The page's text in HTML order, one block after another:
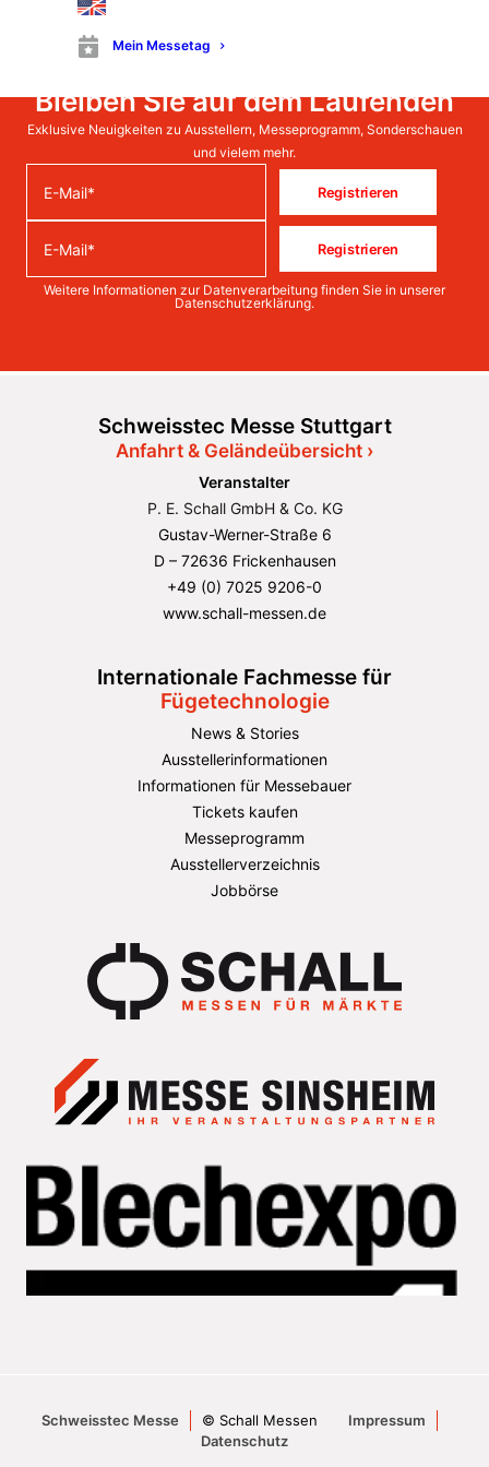
Mein Messetag
Bleiben Sie auf dem Laufenden
Exklusive Neuigkeiten zu Ausstellern, Messeprogramm, Sonderschauen
und vielem mehr.
Registrieren
Registrieren
Weitere Informationen zur Datenverarbeitung finden Sie in unserer
Datenschutzerklärung.
Schweisstec Messe Stuttgart
Anfahrt & Geländeübersicht ›
Veranstalter
P. E. Schall GmbH & Co. KG
Gustav-Werner-Straße 6
D – 72636 Frickenhausen
+49 (0) 7025 9206-0
www.schall-messen.de
Internationale Fachmesse für
Fügetechnologie
News & Stories
Ausstellerinformationen
Informationen für Messebauer
Tickets kaufen
Messeprogramm
Ausstellerverzeichnis
Jobbörse
Schweisstec Messe © Schall Messen
Impressum
Datenschutz